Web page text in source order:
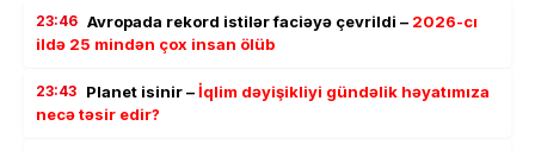
23:46 Avropada rekord istilər faciəyə çevrildi – 2026-cı
ildə 25 mindən çox insan ölüb
23:43 Planet isinir –İqlim dəyişikliyi gündəlik həyatımıza
necə təsir edir?